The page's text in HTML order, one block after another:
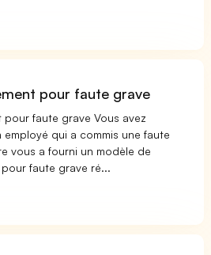
pour faute grave
faute grave Vous avez
qui a commis une faute
vous a fourni un modèle de
faute grave ré...